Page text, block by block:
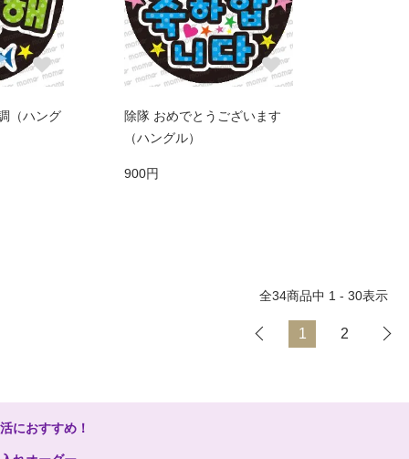
（ハング
除隊 おめでとうございます
（ハングル）
900円
全34商品中 1 - 30表示
1 2
におすすめ！